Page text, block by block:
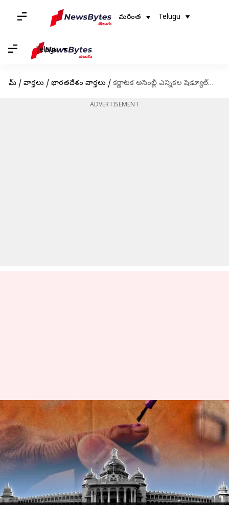
మరింత Telugu
Telugu
హోమ్ / వార్తలు / భారతదేశం వార్తలు / కర్ణాటక అసెంబ్లీ ఎన్నికల షెడ్యూల్‌ను ప్రకటించిన ఈసీ; మే 10న పోలింగ్, 13న కౌంటింగ్
ADVERTISEMENT
కర్ణాటక అసెంబ్లీ ఎన్నికల షెడ్యూల్‌ను
ప్రకటించిన ఈసీ; మే 10న పోలింగ్,
13న కౌంటింగ్
వ్రాసిన వారు Mar 29, 2023 12:19 pm
ఈ వార్తాకథనం ఏంటి